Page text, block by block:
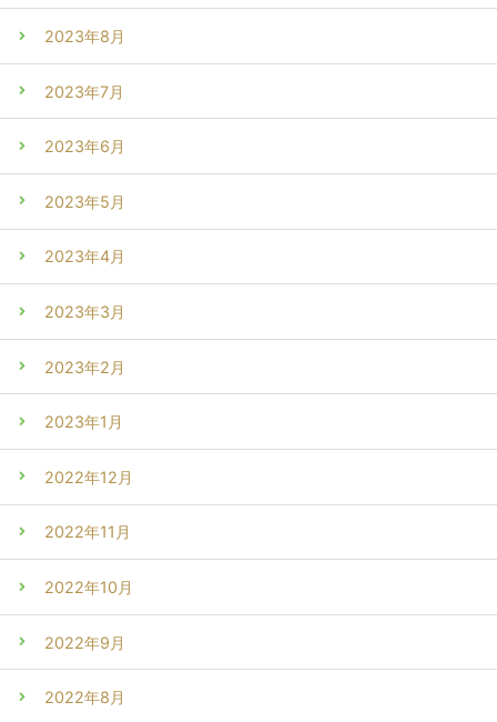
2023年8月
2023年7月
2023年6月
2023年5月
2023年4月
2023年3月
2023年2月
2023年1月
2022年12月
2022年11月
2022年10月
2022年9月
2022年8月